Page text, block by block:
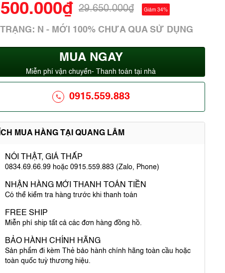
29.650.000₫ Giảm 34%
N - MỚI 100% CHƯA QUA SỬ DỤNG
MUA NGAY
Miễn phí vận chuyển- Thanh toán tại nhà
0915.559.883
MUA HÀNG TẠI QUANG LÂM
NÓI THẬT, GIÁ THẤP
0834.69.66.99 hoặc 0915.559.883 (Zalo, Phone)
NHẬN HÀNG MỚI THANH TOÁN TIỀN
Có thể kiểm tra hàng trước khi thanh toán
FREE SHIP
Miễn phí ship tất cả các đơn hàng đồng hồ.
BẢO HÀNH CHÍNH HÃNG
Sản phẩm đi kèm Thẻ bảo hành chính hãng toàn cầu hoặc
toàn quốc tuỳ thương hiệu.